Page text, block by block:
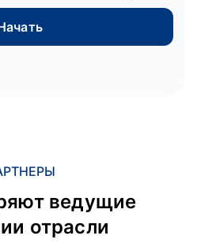
ведущие
отрасли